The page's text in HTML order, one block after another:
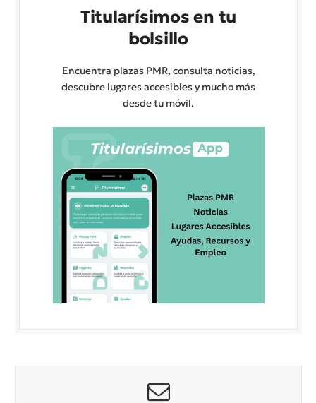
Titularísimos en tu
bolsillo
Encuentra plazas PMR, consulta noticias,
descubre lugares accesibles y mucho más
desde tu móvil.